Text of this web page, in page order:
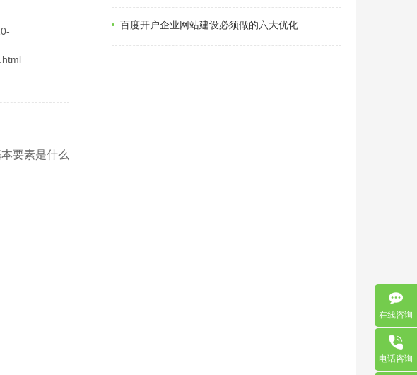
要素是什么
百度开户企业网站建设必须做的六大优化
在线咨询
电话咨询